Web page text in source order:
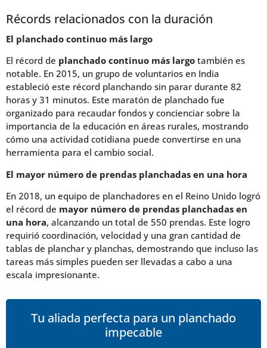
Récords relacionados con la duración
El planchado continuo más largo
El récord de planchado continuo más largo también es
notable. En 2015, un grupo de voluntarios en India
estableció este récord planchando sin parar durante 82
horas y 31 minutos. Este maratón de planchado fue
organizado para recaudar fondos y concienciar sobre la
importancia de la educación en áreas rurales, mostrando
cómo una actividad cotidiana puede convertirse en una
herramienta para el cambio social.
El mayor número de prendas planchadas en una hora
En 2018, un equipo de planchadores en el Reino Unido logró
el récord de mayor número de prendas planchadas en
una hora, alcanzando un total de 550 prendas. Este logro
requirió coordinación, velocidad y una gran cantidad de
tablas de planchar y planchas, demostrando que incluso las
tareas más simples pueden ser llevadas a cabo a una
escala impresionante.
Tu aliada perfecta para un planchado
impecable